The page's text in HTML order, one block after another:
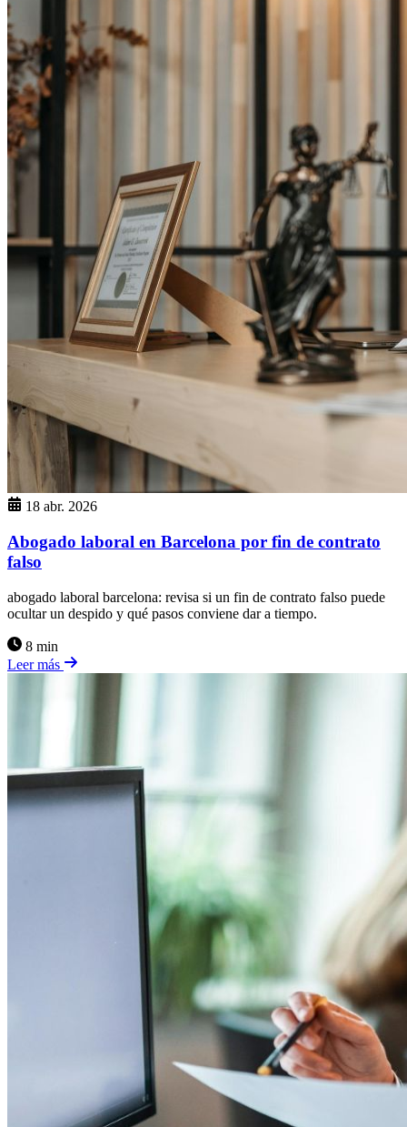
18 abr. 2026
Abogado laboral en Barcelona por fin de contrato
falso
abogado laboral barcelona: revisa si un fin de contrato falso puede
ocultar un despido y qué pasos conviene dar a tiempo.
8 min
Leer más